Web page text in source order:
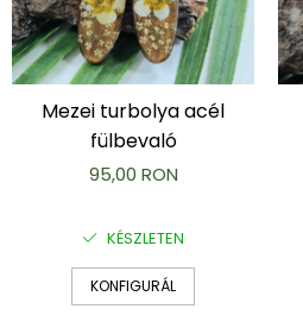
Mezei turbolya acél
fülbevaló
95,00 RON
KÉSZLETEN
KONFIGURÁL